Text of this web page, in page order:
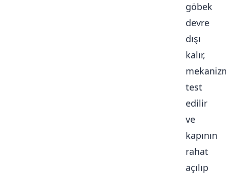
göbek
devre
dışı
kalır,
test
edilir
ve
kapının
rahat
açılıp